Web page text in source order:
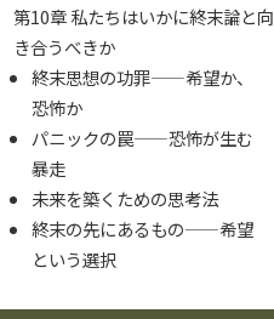
第10章 私たちはいかに終末論と向
き合うべきか
終末思想の功罪——希望か、
恐怖か
パニックの罠——恐怖が生む
暴走
未来を築くための思考法
終末の先にあるもの——希望
という選択